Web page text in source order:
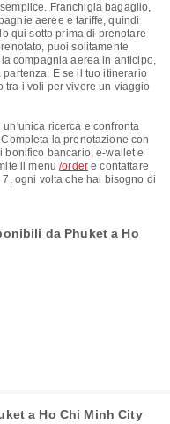
Franchigia bagaglio,
aeree e tariffe, quindi
qui sotto prima di prenotare
puoi solitamente
compagnia aerea in anticipo,
E se il tuo itinerario
tra i voli per vivere un viaggio
ricerca e confronta
la prenotazione con
bonifico bancario, e-wallet e
il menu/ordere contattare
ogni volta che hai bisogno di
da Phuket a Ho
a Ho Chi Minh City